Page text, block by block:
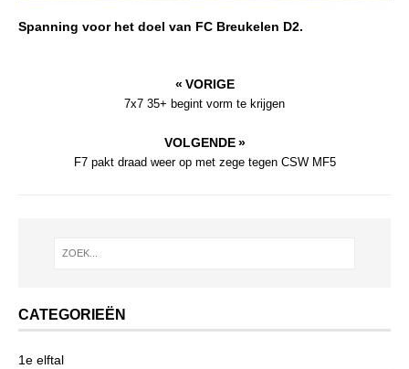
Spanning voor het doel van FC Breukelen D2.
« VORIGE
7x7 35+ begint vorm te krijgen
VOLGENDE »
F7 pakt draad weer op met zege tegen CSW MF5
CATEGORIEËN
1e elftal